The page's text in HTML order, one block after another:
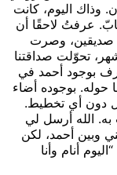
وذاك اليوم، كانت
عرفتُ لاحقًا أن
صديقين، وصرت
تحوّلت صداقتنا
بوجود أحمد في
حوله. بوجوده أضاء
دون أي تخطيط.
الله أرسل لي
وبين أحمد، لكن
أنام وأنا